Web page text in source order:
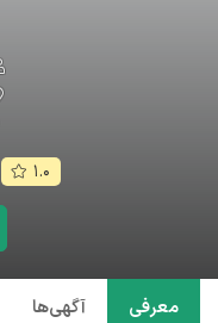
۱.۰
معرفی آگهی‌ها